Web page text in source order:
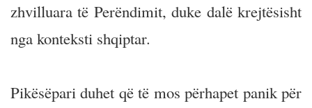
zhvilluara të Perëndimit, duke dalë krejtësisht
nga konteksti shqiptar.
Pikësëpari duhet që të mos përhapet panik për